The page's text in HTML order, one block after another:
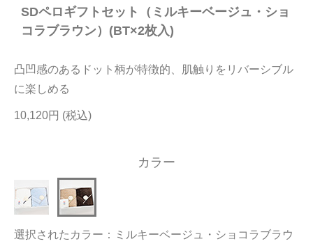
当サイトについて
店舗リスト
ヘルプ
SDペロギフトセット（ミルキーベージュ・ショ
コラブラウン）(BT×2枚入)
凸凹感のあるドット柄が特徴的、肌触りをリバーシブル
に楽しめる
10,120円
カラー
選択されたカラー：ミルキーベージュ・ショコラブラウ